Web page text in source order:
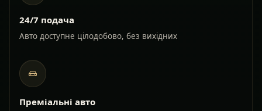
24/7 подача
Авто доступне цілодобово, без вихідних
Преміальні авто